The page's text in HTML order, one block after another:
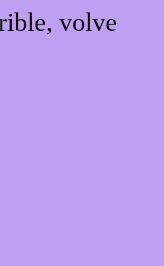
volve